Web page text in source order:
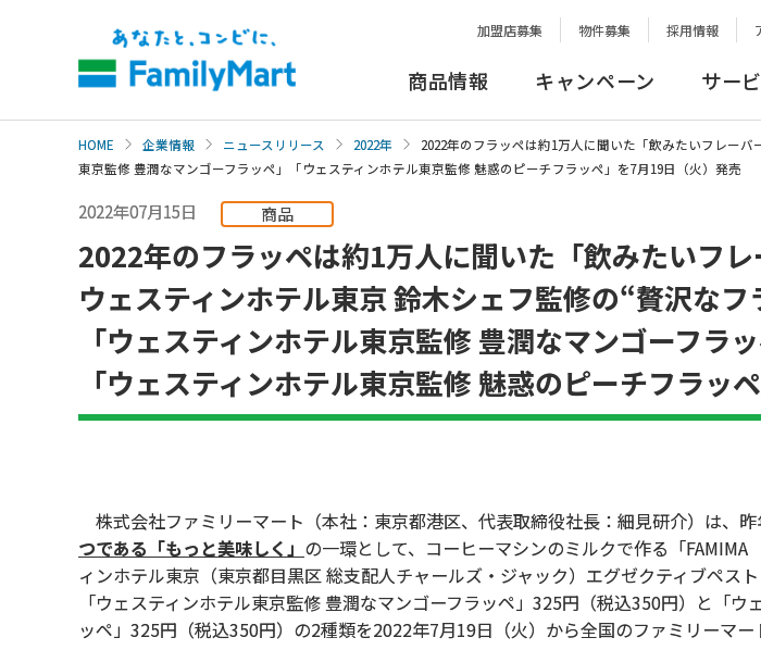
加盟店募集 物件募集 採用情報
商品情報 キャンペーン サー
HOME 企業情報 ニュースリリース 2022年
2022年のフラッペは約1万人に聞いた「飲みたいフレー
東京監修 豊潤なマンゴーフラッペ」「ウェスティンホテル東京監修 魅惑のピーチフラッペ」を7月19日（火）発売
2022年07月15日 商品
2022年のフラッペは約1万人に聞いた「飲みたいフレ
ウェスティンホテル東京 鈴木シェフ監修の“贅沢な
「ウェスティンホテル東京監修 豊潤なマンゴーフラッ
「ウェスティンホテル東京監修 魅惑のピーチフラッ
株式会社ファミリーマート（本社：東京都港区、代表取締役社長：細見研介）は、
つである「もっと美味しく」 の一環として、コーヒーマシンのミルクで作る「
ィンホテル東京（東京都目黒区 総支配人チャールズ・ジャック）エグゼクティブペス
「ウェスティンホテル東京監修 豊潤なマンゴーフラッペ」325円（税込350円）と「
ッペ」325円（税込350円）の2種類を2022年7月19日（火）から全国のファミリーマー